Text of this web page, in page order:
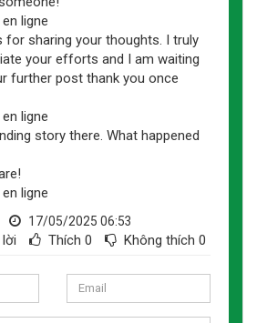
ligne
for sharing your thoughts. I truly
your efforts and I am waiting
further post thank you once
ligne
story there. What happened
ligne
17/05/2025 06:53
lời Thích 0 Không thích 0